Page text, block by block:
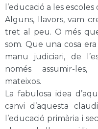
l’educació a les
Alguns, llavors, vam
tret al peu. O més
som. Que una cosa
manu judiciari, de
només assumir-
mateixos.
La fabulosa idea
canvi d’aquesta
l’educació primària i